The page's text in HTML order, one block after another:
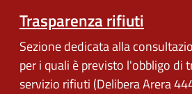
Trasparenza rifiuti
Sezione dedicata alla
per i quali è previsto l'obbligo di
servizio rifiuti (Delibera Arera